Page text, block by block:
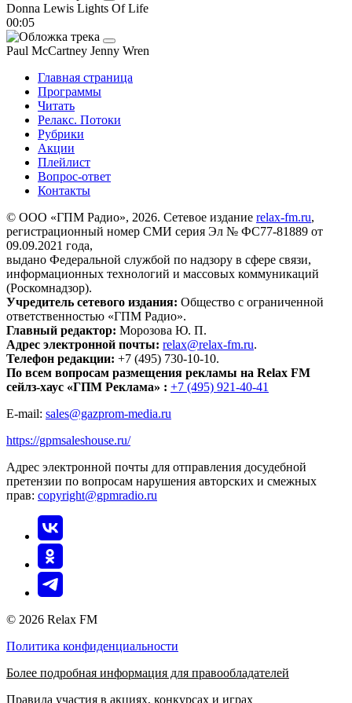
Donna Lewis Lights Of Life
00:05
Paul McCartney Jenny Wren
Главная страница
Программы
Читать
Релакс. Потоки
Рубрики
Акции
Плейлист
Вопрос-ответ
Контакты
© ООО «ГПМ Радио», 2026. Сетевое издание relax-fm.ru,
регистрационный номер СМИ серия Эл № ФС77-81889 от
09.09.2021 года,
выдано Федеральной службой по надзору в сфере связи,
информационных технологий и массовых коммуникаций
(Роскомнадзор).
Учредитель сетевого издания: Общество с ограниченной
ответственностью «ГПМ Радио».
Главный редактор: Морозова Ю. П.
Адрес электронной почты: relax@relax-fm.ru.
Телефон редакции: +7 (495) 730-10-10.
По всем вопросам размещения рекламы на Relax FM
сейлз-хаус «ГПМ Реклама» : +7 (495) 921-40-41
E-mail: sales@gazprom-media.ru
https://gpmsaleshouse.ru/
Адрес электронной почты для отправления досудебной
претензии по вопросам нарушения авторских и смежных
прав: copyright@gpmradio.ru
© 2026 Relax FM
Политика конфиденциальности
Более подробная информация для правообладателей
Правила участия в акциях, конкурсах и играх